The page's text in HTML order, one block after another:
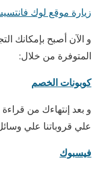
زيارة موقع لوك
و الآن أصبح بإمكانك
المتوفرة من خلال:
كوبونات الخصم
و بعد إنتهاءك من
علي قروباتنا علي
فيسبوك